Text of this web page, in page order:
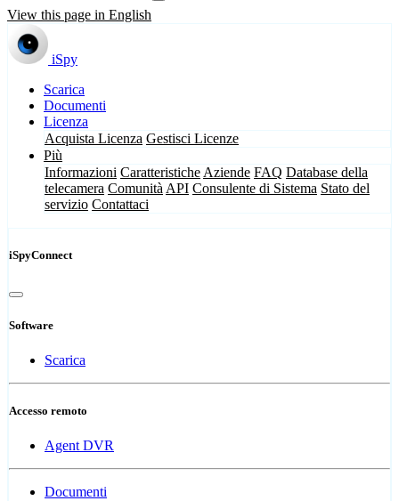
View this page in English
iSpy
Scarica
Documenti
Licenza
Acquista Licenza Gestisci Licenze
Più
Informazioni Caratteristiche Aziende FAQ Database della
telecamera Comunità API Consulente di Sistema Stato del
servizio Contattaci
iSpyConnect
Software
Scarica
Accesso remoto
Agent DVR
Documenti